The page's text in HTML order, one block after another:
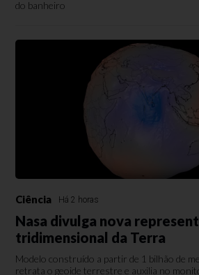
do banheiro
Ciência Há 2 horas
Nasa divulga nova
tridimensional da Terra
Modelo construído a partir de 1 bilhão de
retrata o geoide terrestre e auxilia no